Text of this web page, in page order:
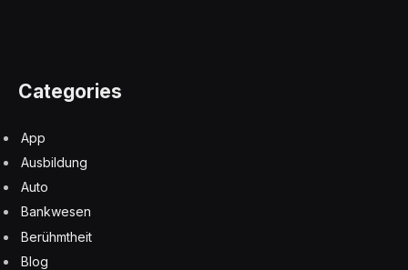
Categories
App
Ausbildung
Auto
Bankwesen
Berühmtheit
Blog